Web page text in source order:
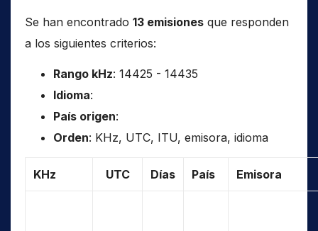
Se han encontrado 13 emisiones que responden
a los siguientes criterios:
Rango kHz: 14425 - 14435
Idioma:
País origen:
Orden: KHz, UTC, ITU, emisora, idioma
KHz UTC Días País Emisora